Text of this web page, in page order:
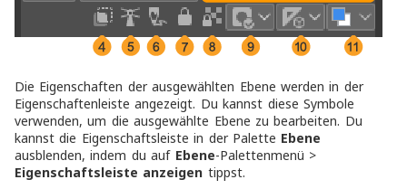
Die Eigenschaften der ausgewählten Ebene werden in der
Eigenschaftenleiste angezeigt. Du kannst diese Symbole
verwenden, um die ausgewählte Ebene zu bearbeiten. Du
kannst die Eigenschaftsleiste in der Palette Ebene
ausblenden, indem du auf Ebene-Palettenmenü >
Eigenschaftsleiste anzeigen tippst.